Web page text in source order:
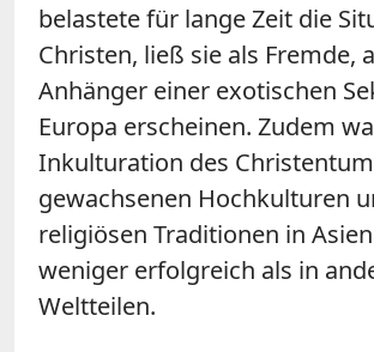
belastete für lange Zeit die
Christen, ließ sie als Fremde,
Anhänger einer exotischen
Europa erscheinen. Zudem
Inkulturation des
gewachsenen Hochkulturen
religiösen Traditionen in
weniger erfolgreich als in
Weltteilen.